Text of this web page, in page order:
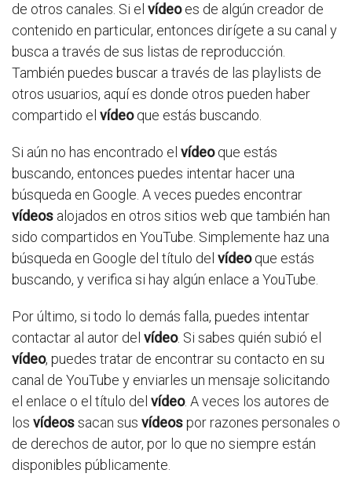
de otros canales. Si el vídeoes de algún creador de
contenido en particular, entonces dirígete a su canal y
busca a través de sus listas de reproducción.
También puedes buscar a través de las playlists de
otros usuarios, aquí es donde otros pueden haber
compartido el vídeoque estás buscando.
Si aún no has encontrado el vídeoque estás
buscando, entonces puedes intentar hacer una
búsqueda en Google. A veces puedes encontrar
vídeos alojados en otros sitios web que también han
sido compartidos en YouTube. Simplemente haz una
búsqueda en Google del título del vídeoque estás
buscando, y verifica si hay algún enlace a YouTube.
Por último, si todo lo demás falla, puedes intentar
contactar al autor del vídeo. Si sabes quién subió el
vídeo, puedes tratar de encontrar su contacto en su
canal de YouTube y enviarles un mensaje solicitando
el enlace o el título del vídeo. A veces los autores de
los vídeossacan sus vídeospor razones personales o
de derechos de autor, por lo que no siempre están
disponibles públicamente.